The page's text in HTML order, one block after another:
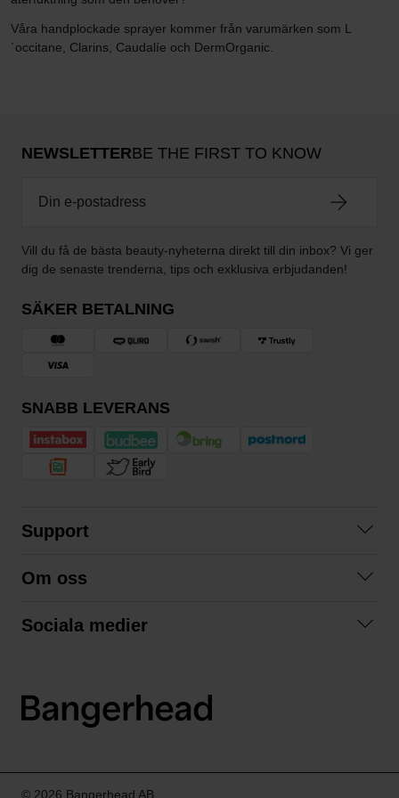
Våra handplockade sprayer kommer från varumärken som L
´occitane, Clarins, Caudalíe och DermOrganic.
NEWSLETTERBE THE FIRST TO KNOW
Vill du få de bästa beauty-nyheterna direkt till din inbox? Vi ger
dig de senaste trenderna, tips och exklusiva erbjudanden!
SÄKER BETALNING
SNABB LEVERANS
Support
Köpvillkor
Om oss
Våra fraktalternativ
Sociala medier
LinkedIn
© 2026 Bangerhead AB